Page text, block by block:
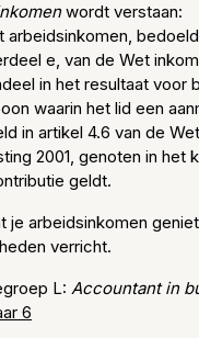
wordt verstaan:
arbeidsinkomen, bedoeld
e, van de Wet
in het resultaat voor
waarin het lid een
in artikel 4.6 van de Wet
2001, genoten in het
geldt.
je arbeidsinkomen
verricht.
L: Accountant in
6